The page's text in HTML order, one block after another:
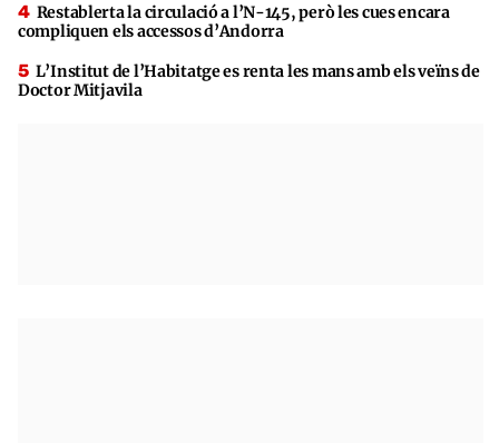
Restablerta la circulació a l’N-145, però les cues encara
compliquen els accessos d’Andorra
L’Institut de l’Habitatge es renta les mans amb els veïns de
Doctor Mitjavila